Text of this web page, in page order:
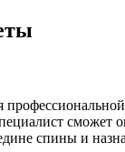
сможет
спины и